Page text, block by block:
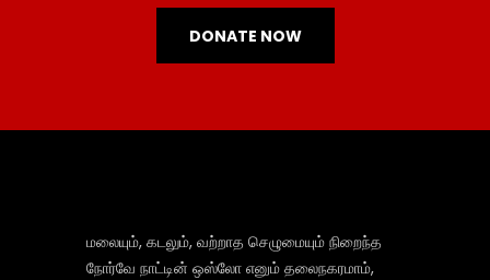
DONATE NOW
மலையும், கடலும், வற்றாத செழுமையும் நிறைந்த
நோர்வே நாட்டின் ஒஸ்லோ எனும் தலைநகரமாம்,